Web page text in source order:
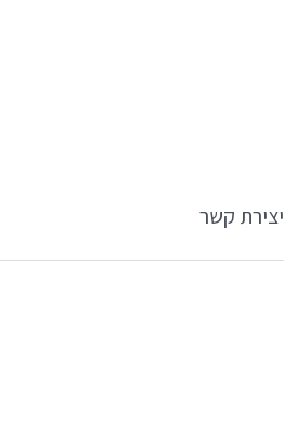
יצירת קשר